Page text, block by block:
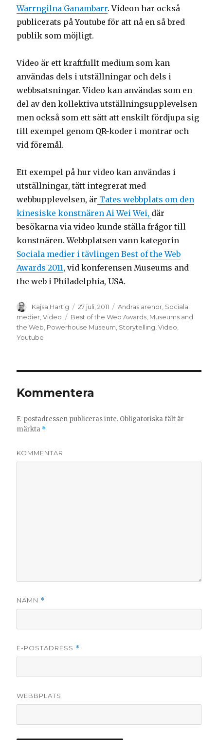
Warrngilna Ganambarr. Videon har också
publicerats på Youtube för att nå en så bred
publik som möjligt.
Video är ett kraftfullt medium som kan
användas dels i utställningar och dels i
webbsatsningar. Video kan användas som en
del av den kollektiva utställningsupplevelsen
men också som ett sätt att enskilt fördjupa sig
till exempel genom QR-koder i montrar och
vid föremål.
Ett exempel på hur video kan användas i
utställningar, tätt integrerat med
webbupplevelsen, är Tates webbplats om den
kinesiske konstnären Ai Wei Wei, där
besökarna via video kunde ställa frågor till
konstnären. Webbplatsen vann kategorin
Sociala medier i tävlingen Best of the Web
Awards 2011, vid konferensen Museums and
the web i Philadelphia, USA.
Författare
Kajsa Hartig Postat
27 juli, 2011 Kategorier
Andras arenor Sociala
medier ,Video Taggar
Best of the Web Awards Museums and
the Web Powerhouse Museum Storytelling ,Video
Youtube
Kommentera
E-postadressen publiceras inte. Obligatoriska fält är
märkta *
KOMMENTAR
NAMN *
E-POSTADRESS *
WEBBPLATS